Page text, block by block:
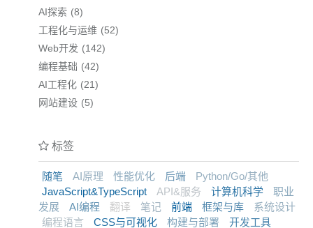
AI探索
8
工程化与运维
52
Web开发
142
编程基础
42
AI工程化
21
网站建设
5
标签
随笔 AI原理 性能优化 后端
Python/Go/其他
JavaScript&TypeScript
API&服务 计算机科学
职业
发展
AI编程 翻译 笔记 前端 框架与库
系统设计
编程语言
CSS与可视化 构建与部署 开发工具